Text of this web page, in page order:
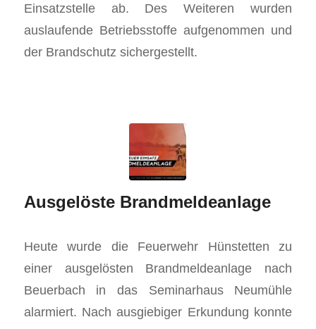
Einsatzstelle ab. Des Weiteren wurden
auslaufende Betriebsstoffe aufgenommen und
der Brandschutz sichergestellt.
Ausgelöste Brandmeldeanlage
Heute wurde die Feuerwehr Hünstetten zu
einer ausgelösten Brandmeldeanlage nach
Beuerbach in das Seminarhaus Neumühle
alarmiert. Nach ausgiebiger Erkundung konnte